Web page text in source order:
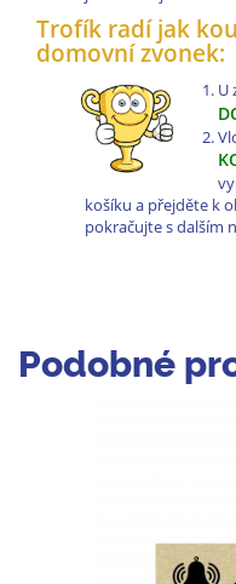
Trofík radí jak
domovní zvonek:
U
košíku a přejděte k
pokračujte s dalším
Podobné